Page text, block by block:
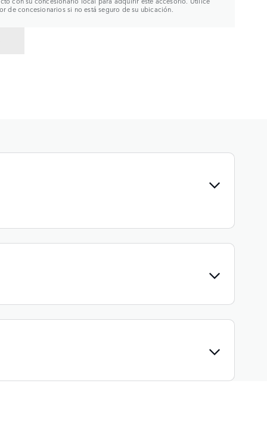
de concesionarios si no está seguro de su ubicación.